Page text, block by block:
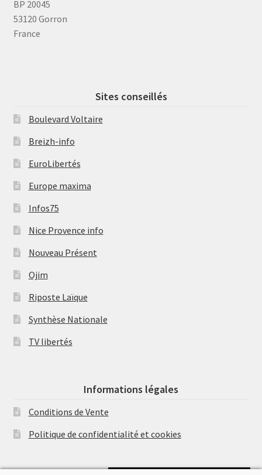
BP 20045
53120 Gorron
France
Sites conseillés
Boulevard Voltaire
Breizh-info
EuroLibertés
Europe maxima
Infos75
Nice Provence info
Nouveau Présent
Ojim
Riposte Laïque
Synthèse Nationale
TV libertés
Informations légales
Conditions de Vente
Politique de confidentialité et cookies